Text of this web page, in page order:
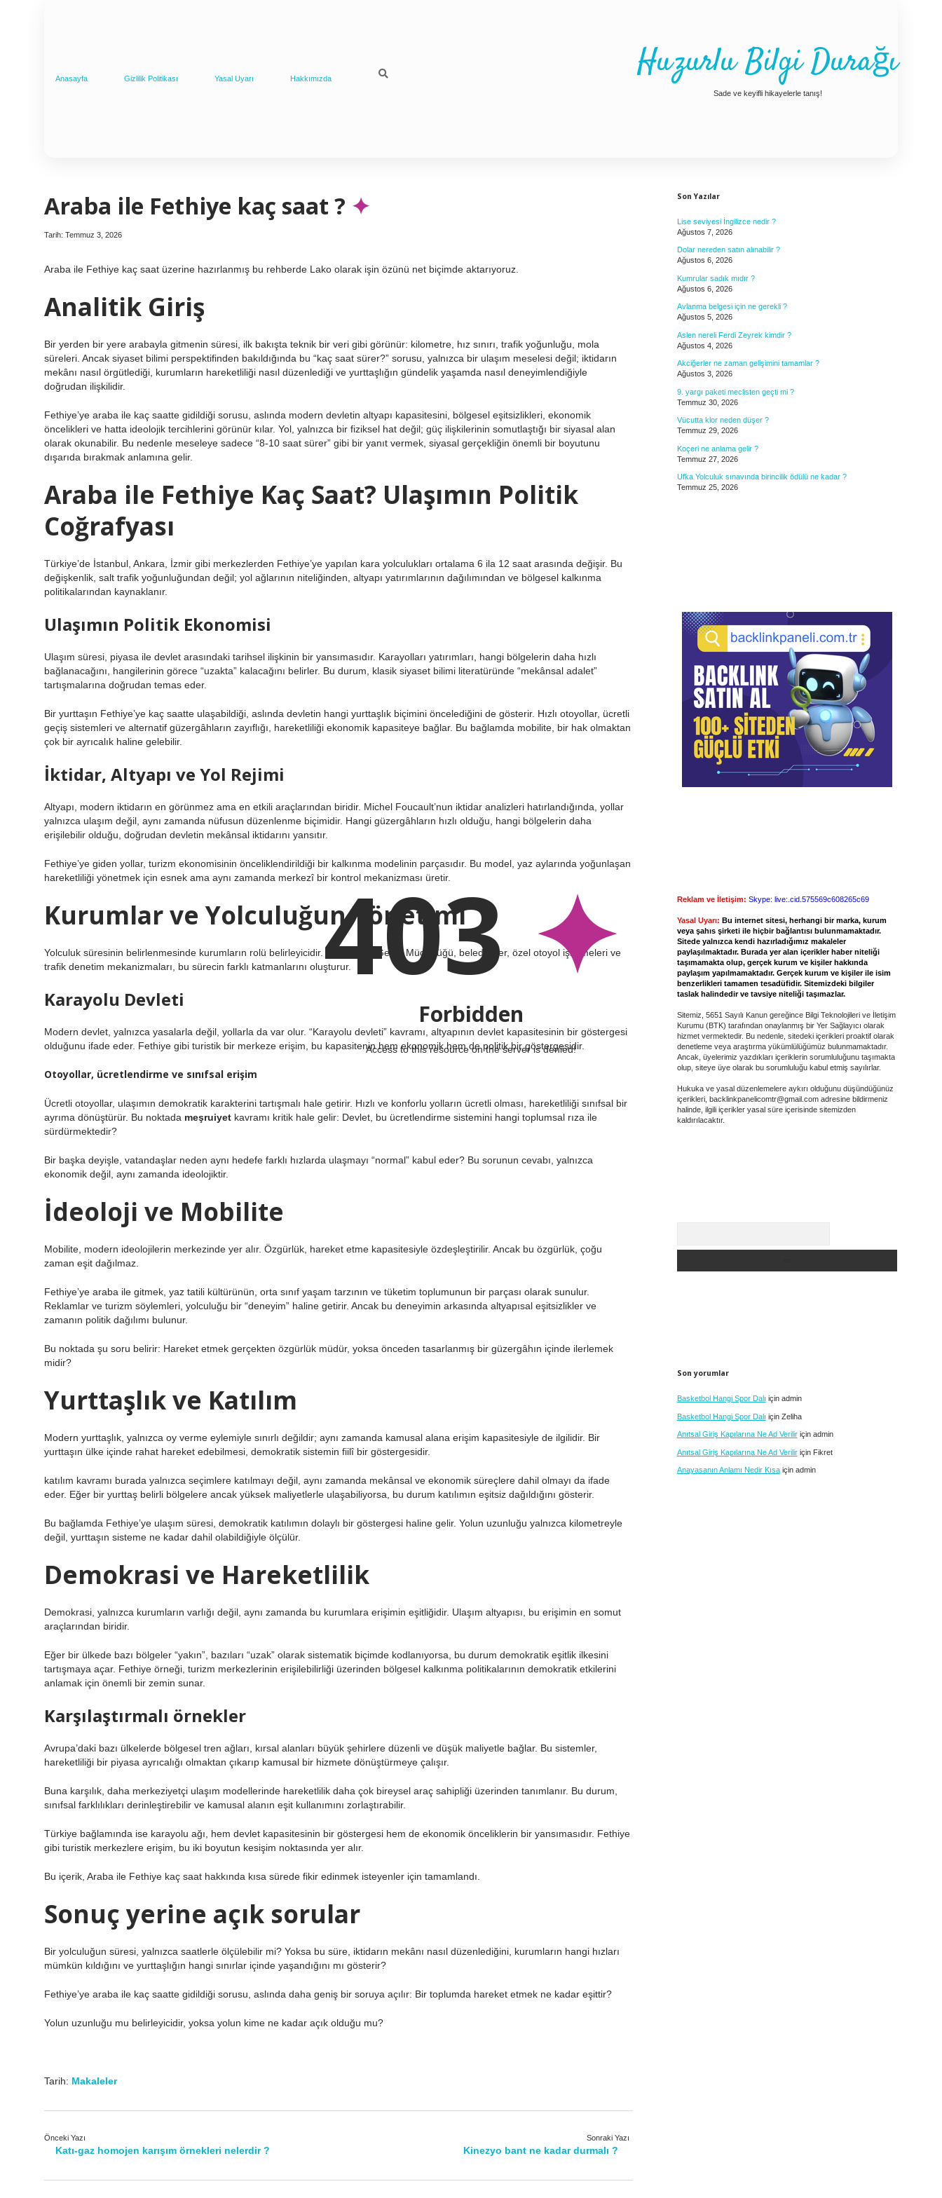
Anasayfa Gizlilik Politikası Yasal Uyarı Hakkımızda Huzurlu Bilgi Durağı
Sade ve keyifli hikayelerle tanış!
Araba ile Fethiye kaç saat ?
Tarih: Temmuz 3, 2026
Araba ile Fethiye kaç saat üzerine hazırlanmış bu rehberde Lako olarak işin özünü net biçimde aktarıyoruz.
Analitik Giriş
Bir yerden bir yere arabayla gitmenin süresi, ilk bakışta teknik bir veri gibi görünür: kilometre, hız sınırı, trafik yoğunluğu, mola
süreleri. Ancak siyaset bilimi perspektifinden bakıldığında bu “kaç saat sürer?” sorusu, yalnızca bir ulaşım meselesi değil; iktidarın
mekânı nasıl örgütlediği, kurumların hareketliliği nasıl düzenlediği ve yurttaşlığın gündelik yaşamda nasıl deneyimlendiğiyle
doğrudan ilişkilidir.
Fethiye’ye araba ile kaç saatte gidildiği sorusu, aslında modern devletin altyapı kapasitesini, bölgesel eşitsizlikleri, ekonomik
öncelikleri ve hatta ideolojik tercihlerini görünür kılar. Yol, yalnızca bir fiziksel hat değil; güç ilişkilerinin somutlaştığı bir siyasal alan
olarak okunabilir. Bu nedenle meseleye sadece “8-10 saat sürer” gibi bir yanıt vermek, siyasal gerçekliğin önemli bir boyutunu
dışarıda bırakmak anlamına gelir.
Araba ile Fethiye Kaç Saat? Ulaşımın Politik
Coğrafyası
Türkiye’de İstanbul, Ankara, İzmir gibi merkezlerden Fethiye’ye yapılan kara yolculukları ortalama 6 ila 12 saat arasında değişir. Bu
değişkenlik, salt trafik yoğunluğundan değil; yol ağlarının niteliğinden, altyapı yatırımlarının dağılımından ve bölgesel kalkınma
politikalarından kaynaklanır.
Ulaşımın Politik Ekonomisi
Ulaşım süresi, piyasa ile devlet arasındaki tarihsel ilişkinin bir yansımasıdır. Karayolları yatırımları, hangi bölgelerin daha hızlı
bağlanacağını, hangilerinin görece “uzakta” kalacağını belirler. Bu durum, klasik siyaset bilimi literatüründe “mekânsal adalet”
tartışmalarına doğrudan temas eder.
Bir yurttaşın Fethiye’ye kaç saatte ulaşabildiği, aslında devletin hangi yurttaşlık biçimini öncelediğini de gösterir. Hızlı otoyollar, ücretli
geçiş sistemleri ve alternatif güzergâhların zayıflığı, hareketliliği ekonomik kapasiteye bağlar. Bu bağlamda mobilite, bir hak olmaktan
çok bir ayrıcalık haline gelebilir.
İktidar, Altyapı ve Yol Rejimi
Altyapı, modern iktidarın en görünmez ama en etkili araçlarından biridir. Michel Foucault’nun iktidar analizleri hatırlandığında, yollar
yalnızca ulaşım değil, aynı zamanda nüfusun düzenlenme biçimidir. Hangi güzergâhların hızlı olduğu, hangi bölgelerin daha
erişilebilir olduğu, doğrudan devletin mekânsal iktidarını yansıtır.
Fethiye’ye giden yollar, turizm ekonomisinin önceliklendirildiği bir kalkınma modelinin parçasıdır. Bu model, yaz aylarında yoğunlaşan
hareketliliği yönetmek için esnek ama aynı zamanda merkezî bir kontrol mekanizması üretir.
Kurumlar ve Yolculuğun Yönetimi
Yolculuk süresinin belirlenmesinde kurumların rolü belirleyicidir. Karayolları Genel Müdürlüğü, belediyeler, özel otoyol işletmeleri ve
trafik denetim mekanizmaları, bu sürecin farklı katmanlarını oluşturur.
Karayolu Devleti
Modern devlet, yalnızca yasalarla değil, yollarla da var olur. “Karayolu devleti” kavramı, altyapının devlet kapasitesinin bir göstergesi
olduğunu ifade eder. Fethiye gibi turistik bir merkeze erişim, bu kapasitenin hem ekonomik hem de politik bir göstergesidir.
Otoyollar, ücretlendirme ve sınıfsal erişim
Ücretli otoyollar, ulaşımın demokratik karakterini tartışmalı hale getirir. Hızlı ve konforlu yolların ücretli olması, hareketliliği sınıfsal bir
ayrıma dönüştürür. Bu noktada meşruiyet kavramı kritik hale gelir: Devlet, bu ücretlendirme sistemini hangi toplumsal rıza ile
sürdürmektedir?
Bir başka deyişle, vatandaşlar neden aynı hedefe farklı hızlarda ulaşmayı “normal” kabul eder? Bu sorunun cevabı, yalnızca
ekonomik değil, aynı zamanda ideolojiktir.
İdeoloji ve Mobilite
Mobilite, modern ideolojilerin merkezinde yer alır. Özgürlük, hareket etme kapasitesiyle özdeşleştirilir. Ancak bu özgürlük, çoğu
zaman eşit dağılmaz.
Fethiye’ye araba ile gitmek, yaz tatili kültürünün, orta sınıf yaşam tarzının ve tüketim toplumunun bir parçası olarak sunulur.
Reklamlar ve turizm söylemleri, yolculuğu bir “deneyim” haline getirir. Ancak bu deneyimin arkasında altyapısal eşitsizlikler ve
zamanın politik dağılımı bulunur.
Bu noktada şu soru belirir: Hareket etmek gerçekten özgürlük müdür, yoksa önceden tasarlanmış bir güzergâhın içinde ilerlemek
midir?
Yurttaşlık ve Katılım
Modern yurttaşlık, yalnızca oy verme eylemiyle sınırlı değildir; aynı zamanda kamusal alana erişim kapasitesiyle de ilgilidir. Bir
yurttaşın ülke içinde rahat hareket edebilmesi, demokratik sistemin fiilî bir göstergesidir.
katılım kavramı burada yalnızca seçimlere katılmayı değil, aynı zamanda mekânsal ve ekonomik süreçlere dahil olmayı da ifade
eder. Eğer bir yurttaş belirli bölgelere ancak yüksek maliyetlerle ulaşabiliyorsa, bu durum katılımın eşitsiz dağıldığını gösterir.
Bu bağlamda Fethiye’ye ulaşım süresi, demokratik katılımın dolaylı bir göstergesi haline gelir. Yolun uzunluğu yalnızca kilometreyle
değil, yurttaşın sisteme ne kadar dahil olabildiğiyle ölçülür.
Demokrasi ve Hareketlilik
Demokrasi, yalnızca kurumların varlığı değil, aynı zamanda bu kurumlara erişimin eşitliğidir. Ulaşım altyapısı, bu erişimin en somut
araçlarından biridir.
Eğer bir ülkede bazı bölgeler “yakın”, bazıları “uzak” olarak sistematik biçimde kodlanıyorsa, bu durum demokratik eşitlik ilkesini
tartışmaya açar. Fethiye örneği, turizm merkezlerinin erişilebilirliği üzerinden bölgesel kalkınma politikalarının demokratik etkilerini
anlamak için önemli bir zemin sunar.
Karşılaştırmalı örnekler
Avrupa’daki bazı ülkelerde bölgesel tren ağları, kırsal alanları büyük şehirlere düzenli ve düşük maliyetle bağlar. Bu sistemler,
hareketliliği bir piyasa ayrıcalığı olmaktan çıkarıp kamusal bir hizmete dönüştürmeye çalışır.
Buna karşılık, daha merkeziyetçi ulaşım modellerinde hareketlilik daha çok bireysel araç sahipliği üzerinden tanımlanır. Bu durum,
sınıfsal farklılıkları derinleştirebilir ve kamusal alanın eşit kullanımını zorlaştırabilir.
Türkiye bağlamında ise karayolu ağı, hem devlet kapasitesinin bir göstergesi hem de ekonomik önceliklerin bir yansımasıdır. Fethiye
gibi turistik merkezlere erişim, bu iki boyutun kesişim noktasında yer alır.
Bu içerik, Araba ile Fethiye kaç saat hakkında kısa sürede fikir edinmek isteyenler için tamamlandı.
Sonuç yerine açık sorular
Bir yolculuğun süresi, yalnızca saatlerle ölçülebilir mi? Yoksa bu süre, iktidarın mekânı nasıl düzenlediğini, kurumların hangi hızları
mümkün kıldığını ve yurttaşlığın hangi sınırlar içinde yaşandığını mı gösterir?
Fethiye’ye araba ile kaç saatte gidildiği sorusu, aslında daha geniş bir soruya açılır: Bir toplumda hareket etmek ne kadar eşittir?
Yolun uzunluğu mu belirleyicidir, yoksa yolun kime ne kadar açık olduğu mu?
Tarih: Makaleler
Önceki Yazı
Katı-gaz homojen karışım örnekleri nelerdir ?
Sonraki Yazı
Kinezyo bant ne kadar durmalı ?
Son Yazılar
Lise seviyesi İngilizce nedir ?
Ağustos 7, 2026
Dolar nereden satın alınabilir ?
Ağustos 6, 2026
Kumrular sadık mıdır ?
Ağustos 6, 2026
Avlanma belgesi için ne gerekli ?
Ağustos 5, 2026
Aslen nereli Ferdi Zeyrek kimdir ?
Ağustos 4, 2026
Akciğerler ne zaman gelişimini tamamlar ?
Ağustos 3, 2026
9. yargı paketi meclisten geçti mi ?
Temmuz 30, 2026
Vücutta klor neden düşer ?
Temmuz 29, 2026
Koçeri ne anlama gelir ?
Temmuz 27, 2026
Ufka Yolculuk sınavında birincilik ödülü ne kadar ?
Temmuz 25, 2026
Reklam ve İletişim: Skype: live:.cid.575569c608265c69
Yasal Uyarı: Bu internet sitesi, herhangi bir marka, kurum
veya şahıs şirketi ile hiçbir bağlantısı bulunmamaktadır.
Sitede yalnızca kendi hazırladığımız makaleler
paylaşılmaktadır. Burada yer alan içerikler haber niteliği
taşımamakta olup, gerçek kurum ve kişiler hakkında
paylaşım yapılmamaktadır. Gerçek kurum ve kişiler ile isim
benzerlikleri tamamen tesadüfidir. Sitemizdeki bilgiler
taslak halindedir ve tavsiye niteliği taşımazlar.
Sitemiz, 5651 Sayılı Kanun gereğince Bilgi Teknolojileri ve İletişim
Kurumu (BTK) tarafından onaylanmış bir Yer Sağlayıcı olarak
hizmet vermektedir. Bu nedenle, sitedeki içerikleri proaktif olarak
denetleme veya araştırma yükümlülüğümüz bulunmamaktadır.
Ancak, üyelerimiz yazdıkları içeriklerin sorumluluğunu taşımakta
olup, siteye üye olarak bu sorumluluğu kabul etmiş sayılırlar.
Hukuka ve yasal düzenlemelere aykırı olduğunu düşündüğünüz
içerikleri, backlinkpanelicomtr@gmail.comadresine bildirmeniz
halinde, ilgili içerikler yasal süre içerisinde sitemizden
kaldırılacaktır.
Son yorumlar
Basketbol Hangi Spor Dalı için admin
Basketbol Hangi Spor Dalı için Zeliha
Anıtsal Giriş Kapılarına Ne Ad Veriliriçin admin
Anıtsal Giriş Kapılarına Ne Ad Veriliriçin Fikret
Anayasanın Anlamı Nedir Kısaiçin admin
403
Forbidden
Access to this resource on the server is denied!